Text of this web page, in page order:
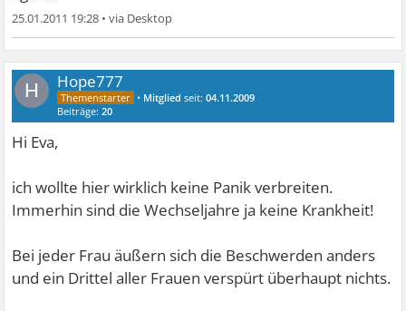
25.01.2011 19:28 •
H Hope777
• Mitglied seit:04.11.2009
Beiträge:20
Hi Eva,
ich wollte hier wirklich keine Panik verbreiten.
Immerhin sind die Wechseljahre ja keine Krankheit!
Bei jeder Frau äußern sich die Beschwerden anders
und ein Drittel aller Frauen verspürt überhaupt nichts.